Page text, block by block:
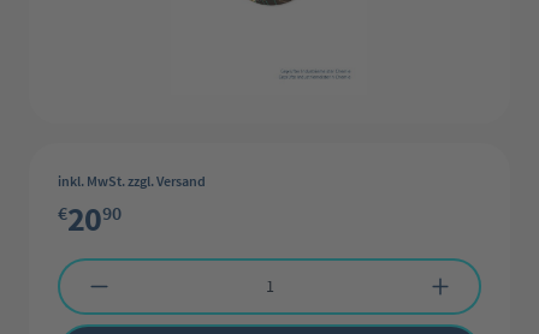
inkl. MwSt. zzgl. Versand
€2090
Produkt Anzahl: Gib den gewünschten Wert ein oder benutze die